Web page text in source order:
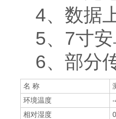
4、数据
5、7寸
6、部分
名 称
环境温度
相对湿度